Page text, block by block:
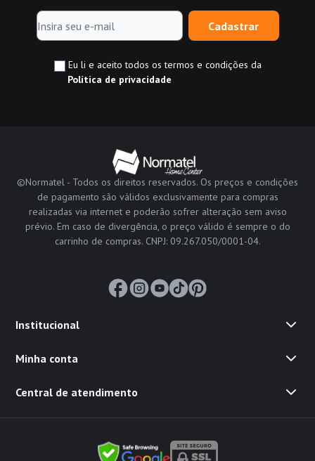
Cadastrar
Eu li e aceito todos os termos e condições da
Política de privacidade
©Normatel - Todos os direitos reservados. Os preços e condições
de pagamento são válidos exclusivamente para compras
realizadas via internet e poderão sofrer alteração sem aviso
prévio. Em caso de divergência, o preço válido é sempre o do
carrinho de compras. CNPJ: 09.267.050/0001-04.
Institucional
Minha conta
Central de atendimento